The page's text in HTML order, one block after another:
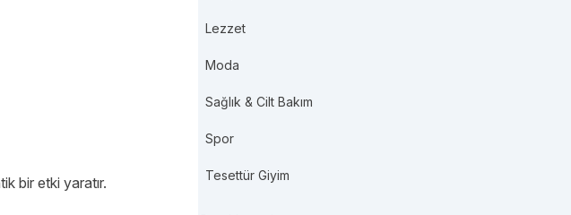
bir etki yaratır.
Lezzet
Moda
Sağlık & Cilt Bakım
Spor
Tesettür Giyim